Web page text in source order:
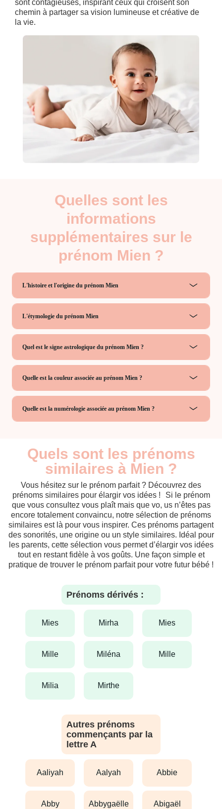
sont contagieuses, inspirant ceux qui croisent son
chemin à partager sa vision lumineuse et créative de
la vie.
Quelles sont les
informations
supplémentaires sur le
prénom Mien ?
L'histoire et l'origine du prénom Mien
L'étymologie du prénom Mien
Quel est le signe astrologique du prénom Mien ?
Quelle est la couleur associée au prénom Mien ?
Quelle est la numérologie associée au prénom Mien ?
Quels sont les prénoms
similaires à Mien ?
Vous hésitez sur le prénom parfait ? Découvrez des
prénoms similaires pour élargir vos idées ! Si le prénom
que vous consultez vous plaît mais que vo, us n’êtes pas
encore totalement convaincu, notre sélection de prénoms
similaires est là pour vous inspirer. Ces prénoms partagent
des sonorités, une origine ou un style similaires. Idéal pour
les parents, cette sélection vous permet d’élargir vos idées
tout en restant fidèle à vos goûts. Une façon simple et
pratique de trouver le prénom parfait pour votre futur bébé !
Prénoms dérivés :
mies mirha mies
mille miléna mille
milia mirthe
Autres prénoms
commençants par la
lettre A
aaliyah aalyah abbie
abby abbygaëlle abigaël